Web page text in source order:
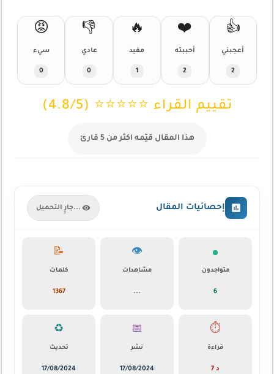
👍
أعجبني
2
❤️
أحببته
2
🔥
مفيد
1
👎
عادي
0
😡
سيء
0
تقييم القراء ⭐⭐⭐⭐⭐ (4.8/5)
هذا المقال قيّمه اكثر من 5 قارئ
إحصائيات المقال جارٍ التحميل...
متواجدون
6
👁️
مشاهدات
...
📝
كلمات
1367
⏱️
قراءة
7 د
📅
نشر
17/08/2024
♻️
تحديث
17/08/2024